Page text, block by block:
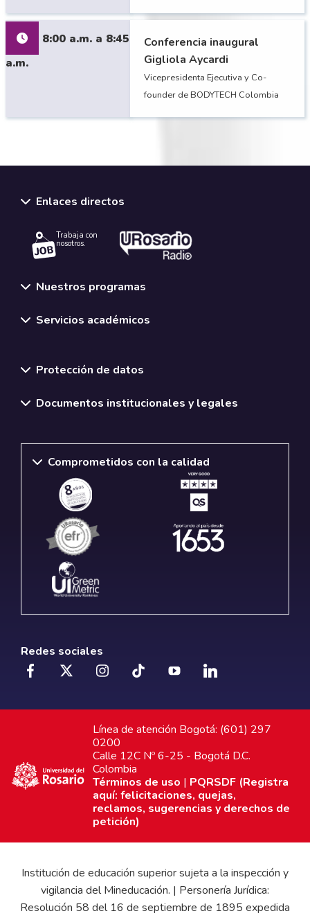
8:00 a.m. a 8:45
a.m.
Conferencia inaugural
Gigliola Aycardi
Vicepresidenta Ejecutiva y Co-
founder de BODYTECH Colombia
Enlaces directos
Trabaja con
nosotros.
Nuestros programas
Servicios académicos
Protección de datos
Documentos institucionales y legales
Comprometidos con la calidad
Redes sociales
Línea de atención Bogotá: (601) 297
0200
Calle 12C Nº 6-25 - Bogotá D.C.
Colombia
Términos de uso | PQRSDF (Registra
aquí: felicitaciones, quejas,
reclamos, sugerencias y derechos de
petición)
Institución de educación superior sujeta a la inspección y
vigilancia del Mineducación. | Personería Jurídica:
Resolución 58 del 16 de septiembre de 1895 expedida